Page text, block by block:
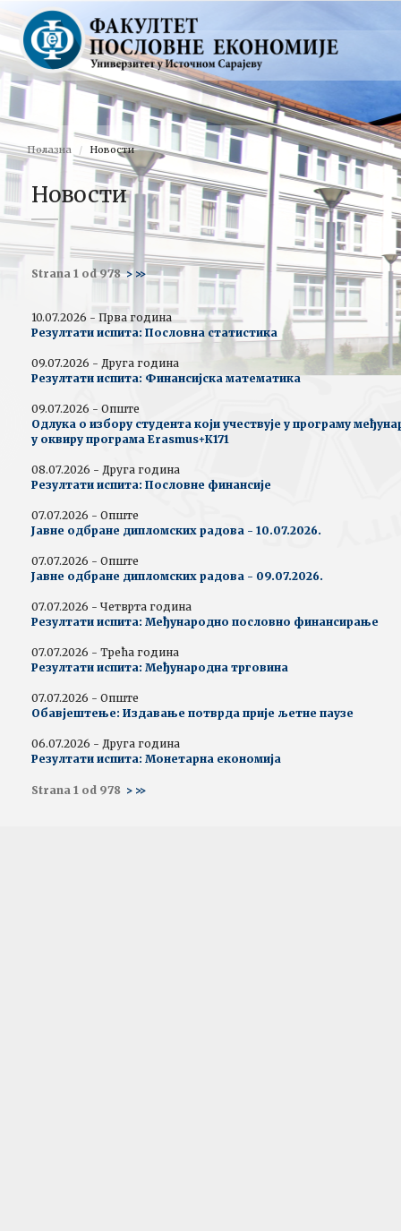
Полазна Новости
Новости
Strana 1 od 978> >>
10.07.2026 - Прва година
Резултати испита: Пословна статистика
09.07.2026 - Друга година
Резултати испита: Финансијска математика
09.07.2026 - Опште
Одлука о избору студента који учествује у програму
у оквиру програма Erasmus+К171
08.07.2026 - Друга година
Резултати испита: Пословне финансије
07.07.2026 - Опште
Јавне одбране дипломских радова - 10.07.2026.
07.07.2026 - Опште
Јавне одбране дипломских радова - 09.07.2026.
07.07.2026 - Четврта година
Резултати испита: Међународно пословно финансирање
07.07.2026 - Трећа година
Резултати испита: Међународна трговина
07.07.2026 - Опште
Обавјештење: Издавање потврда прије љетне паузе
06.07.2026 - Друга година
Резултати испита: Монетарна економија
Strana 1 od 978 > >>